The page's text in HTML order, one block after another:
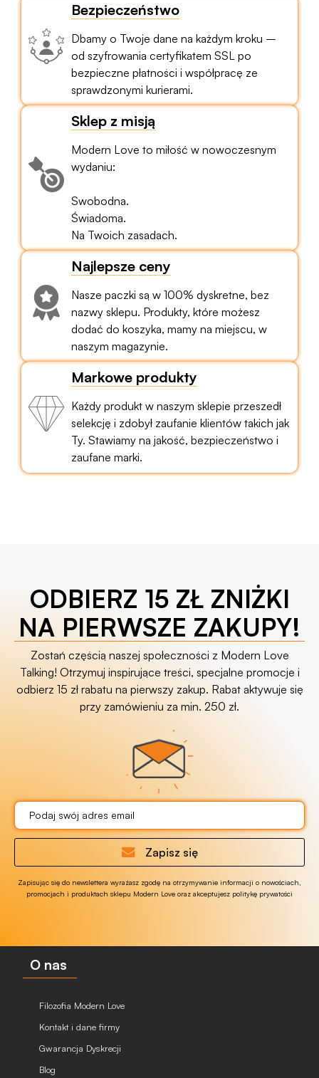
Bezpieczeństwo
Dbamy o Twoje dane na każdym kroku –
od szyfrowania certyfikatem SSL po
bezpieczne płatności i współpracę ze
sprawdzonymi kurierami.
Sklep z misją
Modern Love to miłość w nowoczesnym
wydaniu:
Swobodna.
Świadoma.
Na Twoich zasadach.
Najlepsze ceny
Nasze paczki są w 100% dyskretne, bez
nazwy sklepu. Produkty, które możesz
dodać do koszyka, mamy na miejscu, w
naszym magazynie.
Markowe produkty
Każdy produkt w naszym sklepie przeszedł
selekcję i zdobył zaufanie klientów takich jak
Ty. Stawiamy na jakość, bezpieczeństwo i
zaufane marki.
ODBIERZ 15 ZŁ ZNIŻKI
NA PIERWSZE ZAKUPY!
Zostań częścią naszej społeczności z Modern Love
Talking! Otrzymuj inspirujące treści, specjalne promocje i
odbierz 15 zł rabatu na pierwszy zakup. Rabat aktywuje się
przy zamówieniu za min. 250 zł.
Zapisz się
Zapisując się do newslettera wyrażasz zgodę na otrzymywanie informacji o nowościach,
promocjach i produktach sklepu Modern Love oraz akceptujesz politykę prywatości
O nas
Filozofia Modern Love
Kontakt i dane firmy
Gwarancja Dyskrecji
Blog